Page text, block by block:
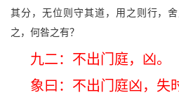
其分，无位则守其道，用之则行，
之，何咎之有？
九二：不出门庭，凶。
象曰：不出门庭凶，失